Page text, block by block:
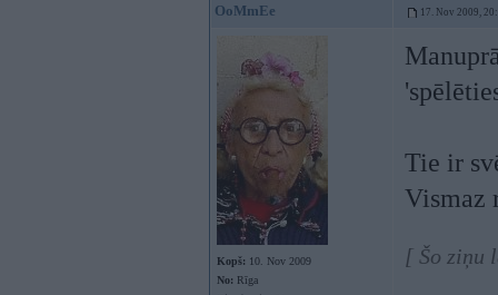
OoMmEe 17. Nov 2009,
Kopš: 10. Nov 2009
No: Rīga
Tie ir
Vismaz
[ Šo ziņu